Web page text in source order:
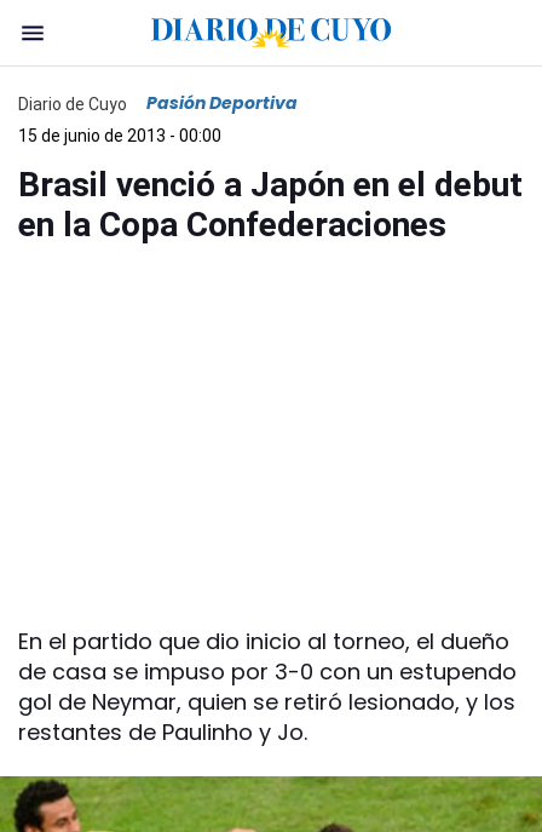
Diario de Cuyo Pasión Deportiva
15 de junio de 2013 - 00:00
Brasil venció a Japón en el debut
en la Copa Confederaciones
En el partido que dio inicio al torneo, el dueño
de casa se impuso por 3-0 con un estupendo
gol de Neymar, quien se retiró lesionado, y los
restantes de Paulinho y Jo.